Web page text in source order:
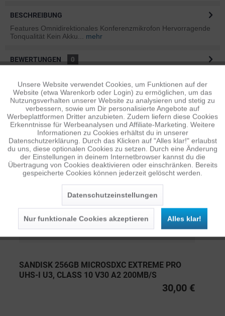
BESCHREIBUNG
Features Omnidirektionales Konferenzmikrofon Hervorragende
Tonqualität Kein Akku...
mehr
BEWERTUNGEN
0
ÄHNLICHE ARTIKEL
Diese Artikel sind dem Produkt ähnlich ...mehr
Persönliche Empfehlungen
SANDISK 256GB MICROSDXC EXTREME PRO
UHS-I U3, CLASS 10 V30 A2 200MB/S
30,00 €
Funktionale Aktiv
Tracking Inaktiv
Personalisierung Inaktiv
Service Inaktiv
Unsere Website verwendet Cookies, um Funktionen auf der
Website (etwa Warenkorb oder Login) zu ermöglichen, um das
Nutzungsverhalten unserer Website zu analysieren und stetig zu
verbessern, sowie um Dir personalisierte Angebote auf
Werbeplattformen Dritter anzubieten. Zudem liefern diese Cookies
Erkenntnisse für Werbeanalysen und Affiliate-Marketing. Weitere
Informationen zu Cookies erhältst du in unserer
Datenschutzerklärung. Durch das Klicken auf "Alles klar!" erlaubst
du uns, diese optionalen Cookies zu setzen. Durch eine Änderung
der Einstellungen in deinem Internetbrowser kannst du die
Übertragung von Cookies deaktivieren oder einschränken. Bereits
gespeicherte Cookies können jederzeit gelöscht werden.
Datenschutzeinstellungen
Nur funktionale Cookies akzeptieren Alles klar!